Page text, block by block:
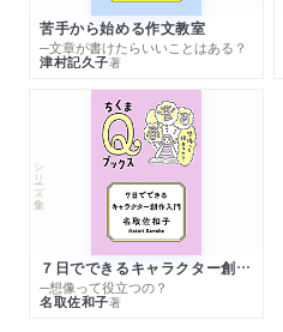
苦手から始める作文教室
─文章が書けたらいいことはある？
津村記久子著
シリーズ・全集
７日でできるキャラクター創作入門
─想像って役立つの？
名取佐和子著